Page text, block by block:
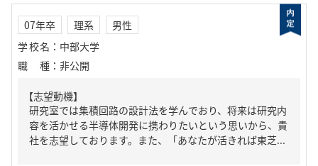
07年卒 理系
男性
学校名 ： 中部大学
職種 ： 非公開
【志望動機】
研究室では集積回路の設計法を学んでおり、将来は研究内
容を活かせる半導体開発に携わりたいという思いから、貴
社を志望しております。また、「あなたが活きれば東芝...